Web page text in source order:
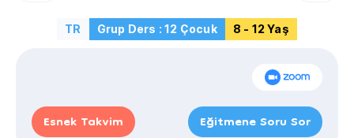
TR Grup Ders : 12 Çocuk 8 - 12 Yaş
Esnek Takvim Eğitmene Soru Sor